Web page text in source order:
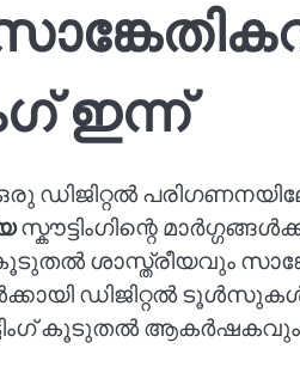
ഇന്ന്
ഒരു ഡിജിറ്റൽ
സ്കൗട്ടിംഗിന്റെ
ശാസ്ത്രീയവും
ഡിജിറ്റൽ ടൂൾസുകൾ
കൂടുതൽ